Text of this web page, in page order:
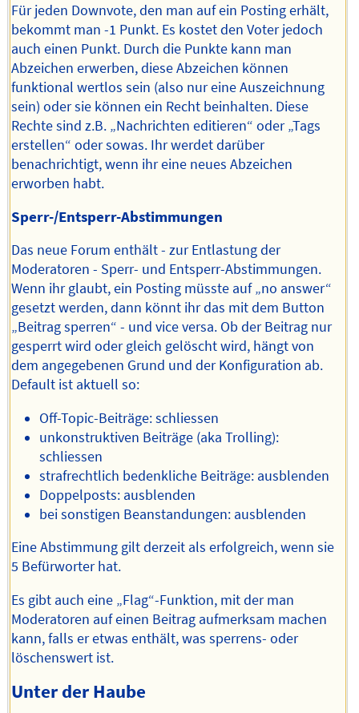
Für jeden Downvote, den man auf ein Posting erhält,
bekommt man -1 Punkt. Es kostet den Voter jedoch
auch einen Punkt. Durch die Punkte kann man
Abzeichen erwerben, diese Abzeichen können
funktional wertlos sein (also nur eine Auszeichnung
sein) oder sie können ein Recht beinhalten. Diese
Rechte sind z.B. „Nachrichten editieren“ oder „Tags
erstellen“ oder sowas. Ihr werdet darüber
benachrichtigt, wenn ihr eine neues Abzeichen
erworben habt.
Sperr-/Entsperr-Abstimmungen
Das neue Forum enthält - zur Entlastung der
Moderatoren - Sperr- und Entsperr-Abstimmungen.
Wenn ihr glaubt, ein Posting müsste auf „no answer“
gesetzt werden, dann könnt ihr das mit dem Button
„Beitrag sperren“ - und vice versa. Ob der Beitrag nur
gesperrt wird oder gleich gelöscht wird, hängt von
dem angegebenen Grund und der Konfiguration ab.
Default ist aktuell so:
Off-Topic-Beiträge: schliessen
unkonstruktiven Beiträge (aka Trolling):
schliessen
strafrechtlich bedenkliche Beiträge: ausblenden
Doppelposts: ausblenden
bei sonstigen Beanstandungen: ausblenden
Eine Abstimmung gilt derzeit als erfolgreich, wenn sie
5 Befürworter hat.
Es gibt auch eine „Flag“-Funktion, mit der man
Moderatoren auf einen Beitrag aufmerksam machen
kann, falls er etwas enthält, was sperrens- oder
löschenswert ist.
Unter der Haube